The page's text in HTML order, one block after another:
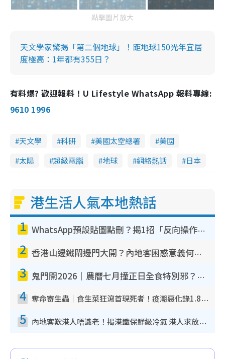
點擊圖片放大
天文學家驚揭「第二個地球」！距地球150光年宜居
度極高：1年都有355日？
有料爆? 歡迎報料！U Lifestyle WhatsApp 報料專線:
9610 1996
天文學 科研 美國太空總署
美國
太陽
超級電腦 地球 網絡熱話 日本
港生活人氣本地熱話
1 WhatsApp預設貼圖點刪？揭1招「反向操作」還原簡潔介面 附3步實測教學
2 香港山邊鐵閘邊門大開？內地客困惑意義何在！網民神回覆：呢種叫法理性防禦
3 鬼門開2026｜農曆七月撞正日全食特別邪？專家警告切忌做一事！揭4大禁忌+2招保平安
4 奪命寄生蟲｜食生菜狂瀉首現死者！疫潮惡化錄1.8萬宗病例 揭洗菜3大謬誤
5 內地客歎港人唔識老！揭港鐵保鮮級冷氣 港人求放過：咪投訴